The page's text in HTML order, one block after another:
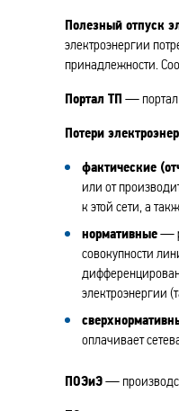
Полезный отпуск
электроэнергии
принадлежности.
Портал ТП — портал
Потери
фактические
или от
к этой сети, а
нормативные—
совокупности
электроэнергии
оплачивает
ПОЭиЭ—